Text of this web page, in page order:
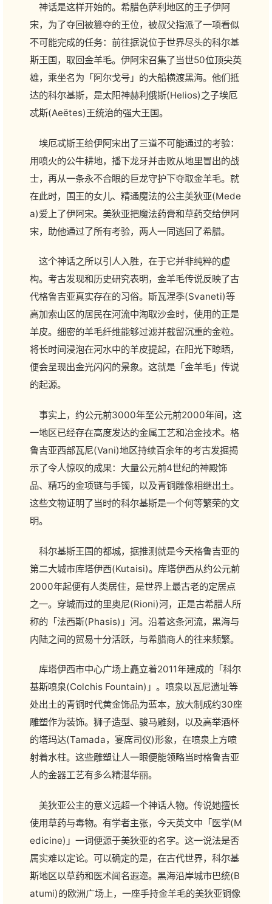
神话是这样开始的。希腊色萨利地区的王子伊阿
宋，为了夺回被篡夺的王位，被叔父指派了一项看似
不可能完成的任务：前往据说位于世界尽头的科尔基
斯王国，取回金羊毛。伊阿宋召集了当世50位顶尖英
雄，乘坐名为「阿尔戈号」的大船横渡黑海。他们抵
达的科尔基斯，是太阳神赫利俄斯(Helios)之子埃厄
忒斯(Aeëtes)王统治的强大王国。
埃厄忒斯王给伊阿宋出了三道不可能通过的考验：
用喷火的公牛耕地，播下龙牙并击败从地里冒出的战
士，再从一条永不合眼的巨龙守护下夺取金羊毛。就
在此时，国王的女儿、精通魔法的公主美狄亚(Mede
a)爱上了伊阿宋。美狄亚把魔法药膏和草药交给伊阿
宋，助他通过了所有考验，两人一同逃回了希腊。
这个神话之所以引人入胜，在于它并非纯粹的虚
构。考古发现和历史研究表明，金羊毛传说反映了古
代格鲁吉亚真实存在的习俗。斯瓦涅季(Svaneti)等
高加索山区的居民在河流中淘取沙金时，使用的正是
羊皮。细密的羊毛纤维能够过滤并截留沉重的金粒。
将长时间浸泡在河水中的羊皮提起，在阳光下晾晒，
便会呈现出金光闪闪的景象。这就是「金羊毛」传说
的起源。
事实上，约公元前3000年至公元前2000年间，这
一地区已经存在高度发达的金属工艺和冶金技术。格
鲁吉亚西部瓦尼(Vani)地区持续百余年的考古发掘揭
示了令人惊叹的成果：大量公元前4世纪的神殿饰
品、精巧的金项链与手镯，以及青铜雕像相继出土。
这些文物证明了当时的科尔基斯是一个何等繁荣的文
明。
科尔基斯王国的都城，据推测就是今天格鲁吉亚的
第二大城市库塔伊西(Kutaisi)。库塔伊西从约公元前
2000年起便有人类居住，是世界上最古老的定居点
之一。穿城而过的里奥尼(Rioni)河，正是古希腊人所
称的「法西斯(Phasis)」河。沿着这条河流，黑海与
内陆之间的贸易十分活跃，与希腊商人的往来频繁。
库塔伊西市中心广场上矗立着2011年建成的「科尔
基斯喷泉(Colchis Fountain)」。喷泉以瓦尼遗址等
处出土的青铜时代黄金饰品为蓝本，放大制成约30座
雕塑作为装饰。狮子造型、骏马雕刻，以及高举酒杯
的塔玛达(Tamada，宴席司仪)形象，在喷泉上方喷
射着水柱。这些雕塑让人一眼便能领略当时格鲁吉亚
人的金器工艺有多么精湛华丽。
美狄亚公主的意义远超一个神话人物。传说她擅长
使用草药与毒物。有学者主张，今天英文中「医学(M
edicine)」一词便源于美狄亚的名字。这一说法是否
属实难以定论。可以确定的是，在古代世界，科尔基
斯地区以草药和医术闻名遐迩。黑海沿岸城市巴统(B
atumi)的欧洲广场上，一座手持金羊毛的美狄亚铜像